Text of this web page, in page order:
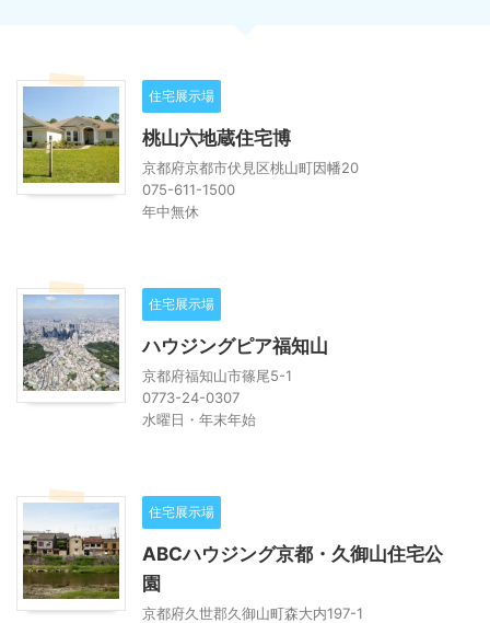
住宅展示場
桃山六地蔵住宅博
京都府京都市伏見区桃山町因幡20
075-611-1500
年中無休
住宅展示場
ハウジングピア福知山
京都府福知山市篠尾5-1
0773-24-0307
水曜日・年末年始
住宅展示場
ABCハウジング京都・久御山住宅公
園
京都府久世郡久御山町森大内197-1